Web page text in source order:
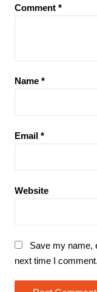
Comment *
Name *
Email *
Website
Save my name,
next time I comment.